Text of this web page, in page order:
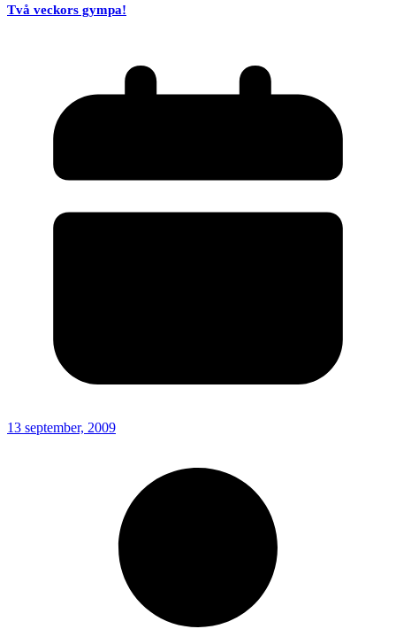
Två veckors gympa!
13 september, 2009